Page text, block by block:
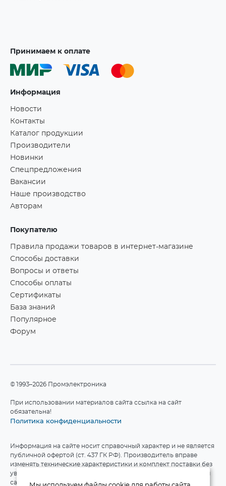
Принимаем к оплате
Информация
Новости
Контакты
Каталог продукции
Производители
Новинки
Спецпредложения
Вакансии
Наше производство
Авторам
Покупателю
Правила продажи товаров в интернет-магазине
Способы доставки
Вопросы и ответы
Способы оплаты
Сертификаты
База знаний
Популярное
Форум
©1993–2026 Промэлектроника
При использовании материалов сайта ссылка на сайт
обязательна!
Политика конфиденциальности
Информация на сайте носит справочный характер и не является
публичной офертой (ст. 437 ГК РФ). Производитель вправе
изменять технические характеристики и комплект поставки без
уведомления. Актуальные данные приведены на официальном
сайте производителя.